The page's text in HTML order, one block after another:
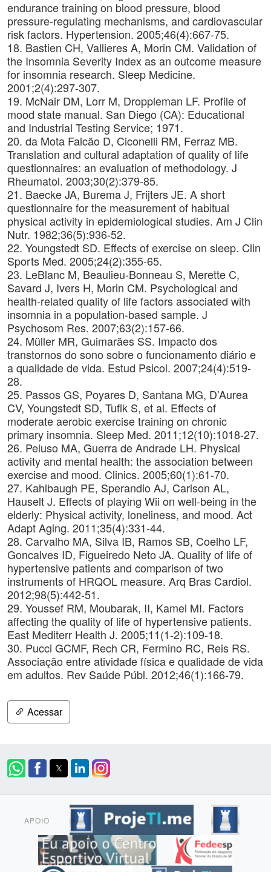
endurance training on blood pressure, blood
pressure-regulating mechanisms, and cardiovascular
risk factors. Hypertension. 2005;46(4):667-75.
18. Bastien CH, Vallieres A, Morin CM. Validation of
the Insomnia Severity Index as an outcome measure
for insomnia research. Sleep Medicine.
2001;2(4):297-307.
19. McNair DM, Lorr M, Droppleman LF. Profile of
mood state manual. San Diego (CA): Educational
and Industrial Testing Service; 1971.
20. da Mota Falcão D, Ciconelli RM, Ferraz MB.
Translation and cultural adaptation of quality of life
questionnaires: an evaluation of methodology. J
Rheumatol. 2003;30(2):379-85.
21. Baecke JA, Burema J, Frijters JE. A short
questionnaire for the measurement of habitual
physical activity in epidemiological studies. Am J Clin
Nutr. 1982;36(5):936-52.
22. Youngstedt SD. Effects of exercise on sleep. Clin
Sports Med. 2005;24(2):355-65.
23. LeBlanc M, Beaulieu-Bonneau S, Merette C,
Savard J, Ivers H, Morin CM. Psychological and
health-related quality of life factors associated with
insomnia in a population-based sample. J
Psychosom Res. 2007;63(2):157-66.
24. Müller MR, Guimarães SS. Impacto dos
transtornos do sono sobre o funcionamento diário e
a qualidade de vida. Estud Psicol. 2007;24(4):519-
28.
25. Passos GS, Poyares D, Santana MG, D'Aurea
CV, Youngstedt SD, Tufik S, et al. Effects of
moderate aerobic exercise training on chronic
primary insomnia. Sleep Med. 2011;12(10):1018-27.
26. Peluso MA, Guerra de Andrade LH. Physical
activity and mental health: the association between
exercise and mood. Clinics. 2005;60(1):61-70.
27. Kahlbaugh PE, Sperandio AJ, Carlson AL,
Hauselt J. Effects of playing Wii on well-being in the
elderly: Physical activity, loneliness, and mood. Act
Adapt Aging. 2011;35(4):331-44.
28. Carvalho MA, Silva IB, Ramos SB, Coelho LF,
Goncalves ID, Figueiredo Neto JA. Quality of life of
hypertensive patients and comparison of two
instruments of HRQOL measure. Arq Bras Cardiol.
2012;98(5):442-51.
29. Youssef RM, Moubarak, II, Kamel MI. Factors
affecting the quality of life of hypertensive patients.
East Mediterr Health J. 2005;11(1-2):109-18.
30. Pucci GCMF, Rech CR, Fermino RC, Reis RS.
Associação entre atividade física e qualidade de vida
em adultos. Rev Saúde Públ. 2012;46(1):166-79.
Acessar
APOIO